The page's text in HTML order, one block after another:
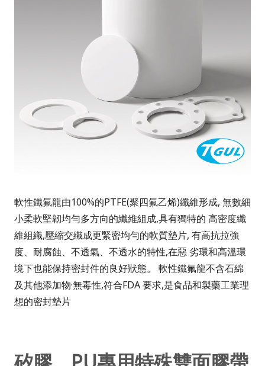
軟性鐵氟龍由100%的PTFE(聚四氟乙烯)纖維形成, 無數細
小柔軟堅韌均勻多方向的纖維組成,具有獨特的 高密度纖
維組織,壓縮交織成更緊密均勻的軟質墊片, 有高抗拉強
度、耐腐蝕、不透氣、不透水的特性,在惡 劣環和高溫環
境下也能保持密封件的良好狀態。 軟性鐵氟龍不含石綿
及其他添加物·無毒性,符合FDA 要求,是食品和製藥工業理
想的密封墊片